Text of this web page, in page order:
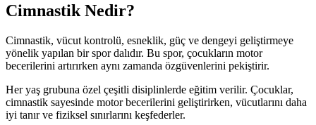
Cimnastik Nedir?
Cimnastik, vücut kontrolü, esneklik, güç ve dengeyi geliştirmeye
yönelik yapılan bir spor dalıdır. Bu spor, çocukların motor
becerilerini artırırken aynı zamanda özgüvenlerini pekiştirir.
Her yaş grubuna özel çeşitli disiplinlerde eğitim verilir. Çocuklar,
cimnastik sayesinde motor becerilerini geliştirirken, vücutlarını daha
iyi tanır ve fiziksel sınırlarını keşfederler.